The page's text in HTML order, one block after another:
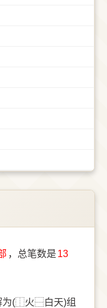
，总笔数是 13
为(⿰火⿱白天)组